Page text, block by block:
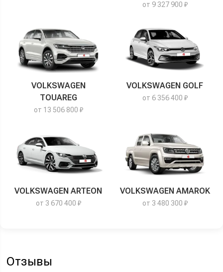
от 9 327 900 ₽
VOLKSWAGEN
TOUAREG
от 13 506 800 ₽
VOLKSWAGEN GOLF
от 6 356 400 ₽
VOLKSWAGEN ARTEON
от 3 670 400 ₽
VOLKSWAGEN AMAROK
от 3 480 300 ₽
Отзывы